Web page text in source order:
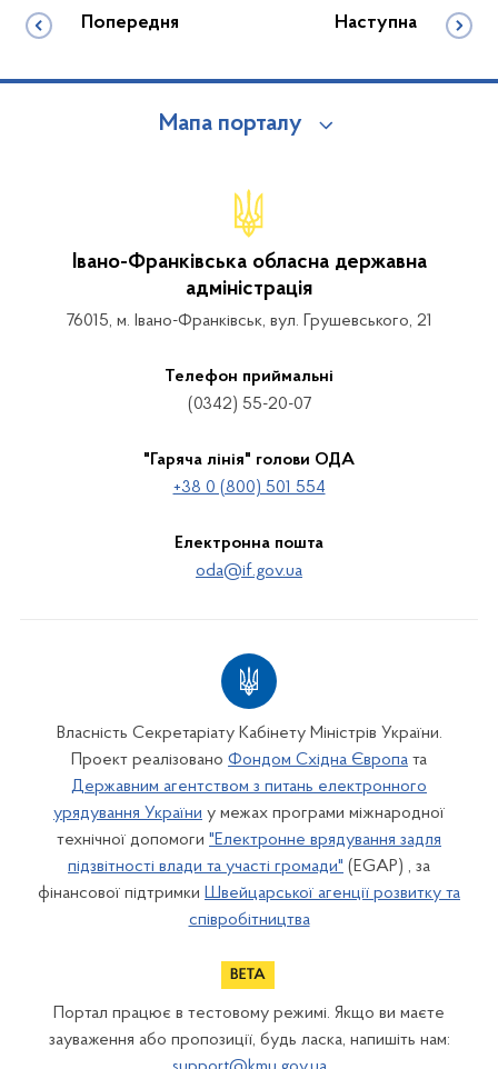
Попередня Наступна
Мапа порталу
Івано-Франківська обласна державна
адміністрація
76015, м. Івано-Франківськ, вул. Грушевського, 21
Телефон приймальні
(0342) 55-20-07
"Гаряча лінія" голови ОДА
+38 0 (800) 501 554
Електронна пошта
oda@if.gov.ua
Власність Секретаріату Кабінету Міністрів України.
Проект реалізовано Фондом Східна Європа та
Державним агентством з питань електронного
урядування України у межах програми міжнародної
технічної допомоги "Електронне врядування задля
підзвітності влади та участі громади" (EGAP) , за
фінансової підтримки Швейцарської агенції розвитку та
співробітництва
Портал працює в тестовому режимі. Якщо ви маєте
зауваження або пропозиції, будь ласка, напишіть нам: